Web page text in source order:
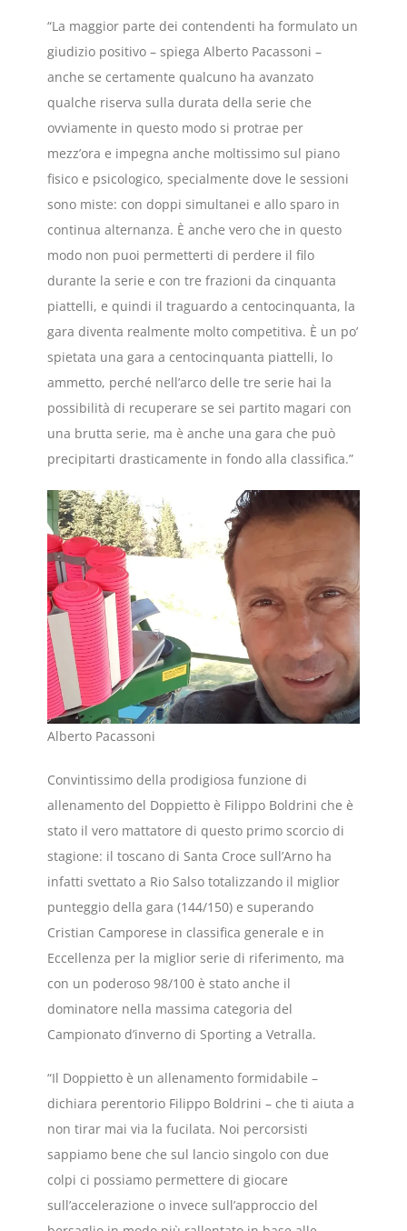
“La maggior parte dei contendenti ha formulato un
giudizio positivo – spiega Alberto Pacassoni –
anche se certamente qualcuno ha avanzato
qualche riserva sulla durata della serie che
ovviamente in questo modo si protrae per
mezz’ora e impegna anche moltissimo sul piano
fisico e psicologico, specialmente dove le sessioni
sono miste: con doppi simultanei e allo sparo in
continua alternanza. È anche vero che in questo
modo non puoi permetterti di perdere il filo
durante la serie e con tre frazioni da cinquanta
piattelli, e quindi il traguardo a centocinquanta, la
gara diventa realmente molto competitiva. È un po’
spietata una gara a centocinquanta piattelli, lo
ammetto, perché nell’arco delle tre serie hai la
possibilità di recuperare se sei partito magari con
una brutta serie, ma è anche una gara che può
precipitarti drasticamente in fondo alla classifica.”
Alberto Pacassoni
Convintissimo della prodigiosa funzione di
allenamento del Doppietto è Filippo Boldrini che è
stato il vero mattatore di questo primo scorcio di
stagione: il toscano di Santa Croce sull’Arno ha
infatti svettato a Rio Salso totalizzando il miglior
punteggio della gara (144/150) e superando
Cristian Camporese in classifica generale e in
Eccellenza per la miglior serie di riferimento, ma
con un poderoso 98/100 è stato anche il
dominatore nella massima categoria del
Campionato d’inverno di Sporting a Vetralla.
“Il Doppietto è un allenamento formidabile –
dichiara perentorio Filippo Boldrini – che ti aiuta a
non tirar mai via la fucilata. Noi percorsisti
sappiamo bene che sul lancio singolo con due
colpi ci possiamo permettere di giocare
sull’accelerazione o invece sull’approccio del